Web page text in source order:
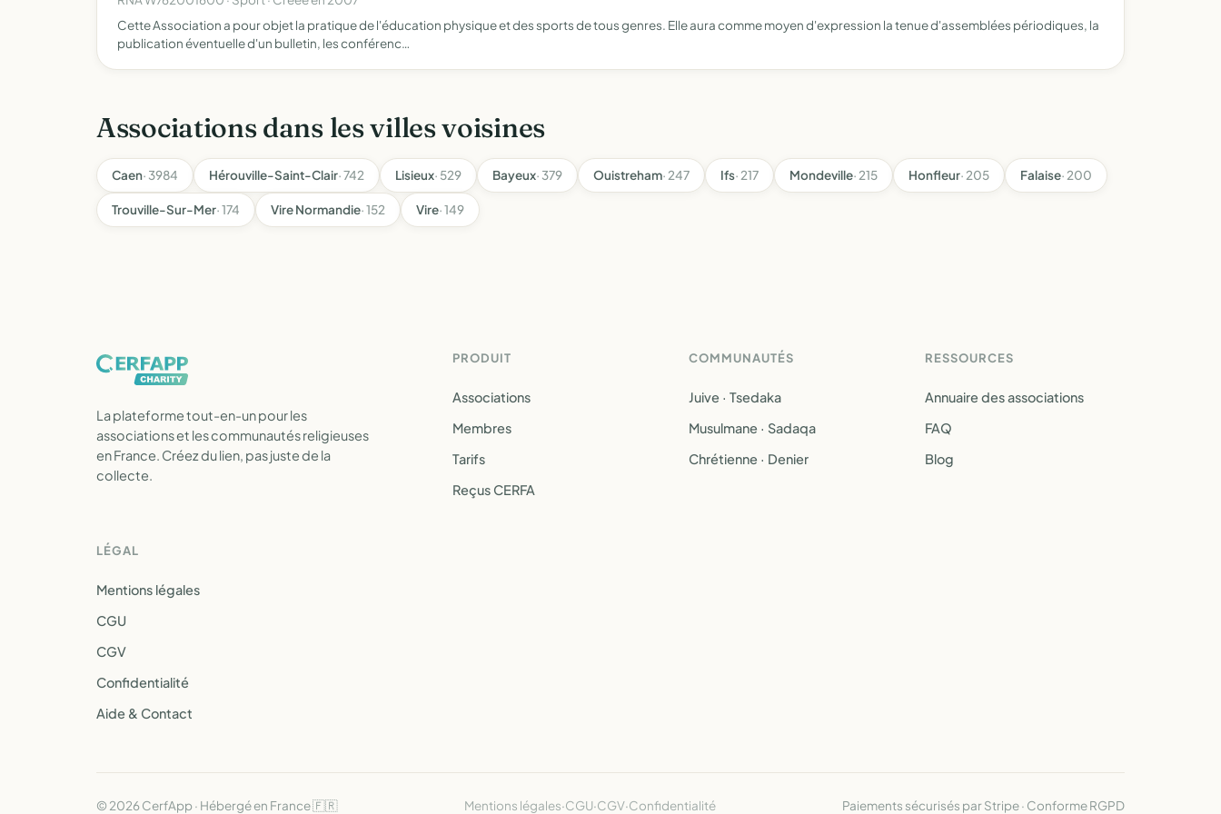
Cette Association a pour objet la pratique de l'éducation physique et des sports de tous genres. Elle aura comme moyen d'expression la tenue d'assemblées périodiques, la
publication éventuelle d'un bulletin, les conférenc…
Associations dans les villes voisines
Caen· 3984 Hérouville-Saint-Clair· 742 Lisieux· 529 Bayeux· 379 Ouistreham· 247 Ifs· 217 Mondeville· 215 Honfleur· 205 Falaise· 200
Trouville-Sur-Mer· 174 Vire Normandie· 152 Vire· 149
La plateforme tout-en-un pour les
associations et les communautés religieuses
en France. Créez du lien, pas juste de la
collecte.
PRODUIT
Associations
Membres
Tarifs
Reçus CERFA
COMMUNAUTÉS
Juive · Tsedaka
Musulmane · Sadaqa
Chrétienne · Denier
RESSOURCES
Annuaire des associations
FAQ
Blog
LÉGAL
Mentions légales
CGU
CGV
Confidentialité
Aide & Contact
© 2026 CerfApp · Hébergé en France 🇫🇷 Mentions légales·CGU·CGV·Confidentialité Paiements sécurisés par Stripe · Conforme RGPD